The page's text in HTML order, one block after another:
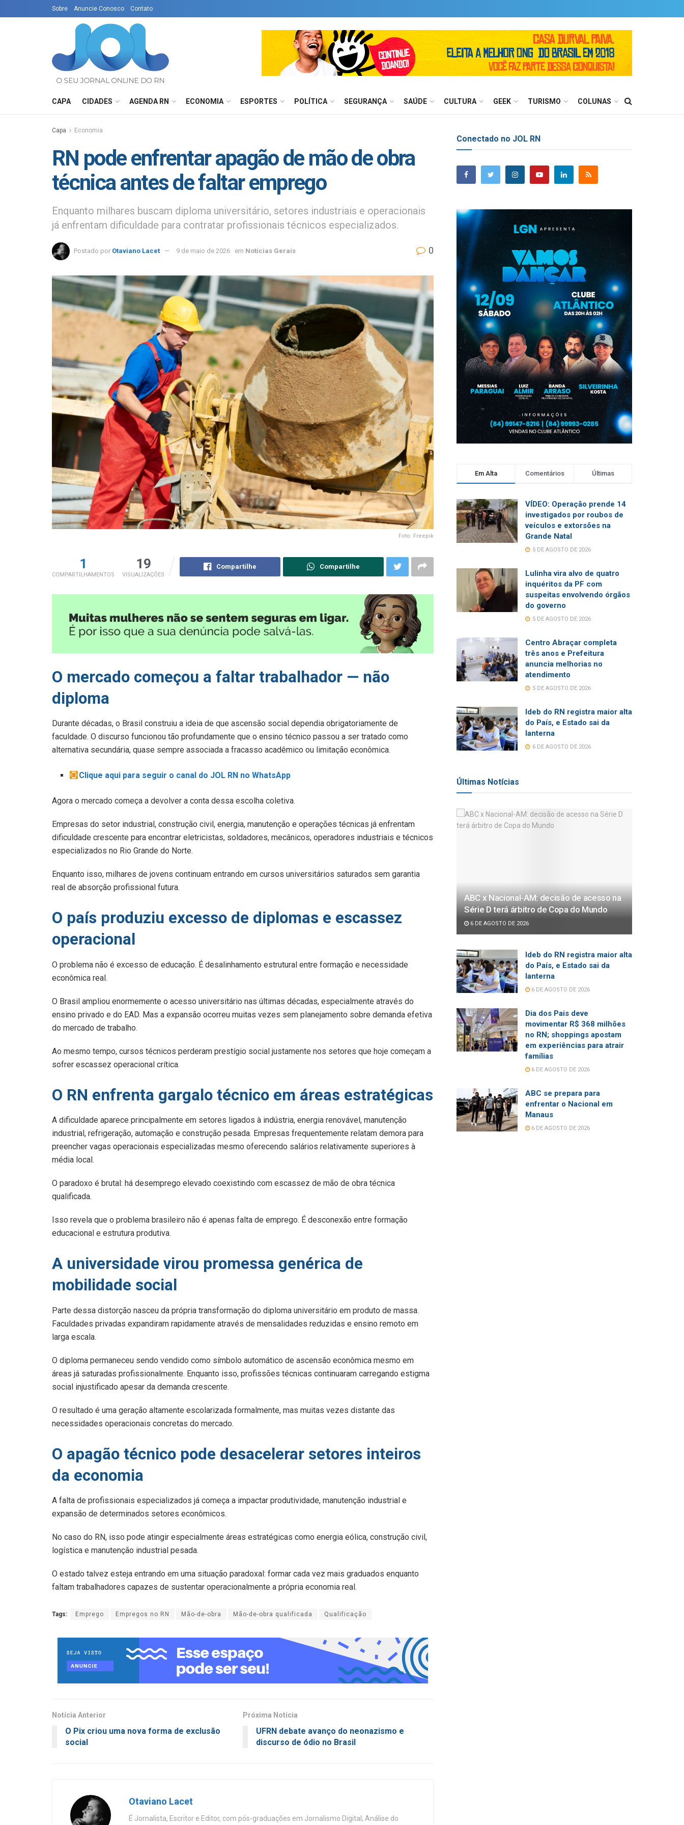
Sobre Anuncie Conosco Contato
CAPA CIDADES AGENDA RN ECONOMIA ESPORTES POLÍTICA SEGURANÇA SAÚDE CULTURA GEEK TURISMO COLUNAS
Capa Economia
RN pode enfrentar apagão de mão de obra
técnica antes de faltar emprego
Enquanto milhares buscam diploma universitário, setores industriais e operacionais
já enfrentam dificuldade para contratar profissionais técnicos especializados.
Postado por Otaviano Lacet 9 de maio de 2026 em Notícias Gerais 0
Foto: Freepik
1
COMPARTILHAMENTOS
19
VISUALIZAÇÕES
Compartilhe Compartilhe
O mercado começou a faltar trabalhador — não
diploma
Durante décadas, o Brasil construiu a ideia de que ascensão social dependia obrigatoriamente de
faculdade. O discurso funcionou tão profundamente que o ensino técnico passou a ser tratado como
alternativa secundária, quase sempre associada a fracasso acadêmico ou limitação econômica.
Clique aqui para seguir o canal do JOL RN no WhatsApp
Agora o mercado começa a devolver a conta dessa escolha coletiva.
Empresas do setor industrial, construção civil, energia, manutenção e operações técnicas já enfrentam
dificuldade crescente para encontrar eletricistas, soldadores, mecânicos, operadores industriais e técnicos
especializados no Rio Grande do Norte.
Enquanto isso, milhares de jovens continuam entrando em cursos universitários saturados sem garantia
real de absorção profissional futura.
O país produziu excesso de diplomas e escassez
operacional
O problema não é excesso de educação. É desalinhamento estrutural entre formação e necessidade
econômica real.
O Brasil ampliou enormemente o acesso universitário nas últimas décadas, especialmente através do
ensino privado e do EAD. Mas a expansão ocorreu muitas vezes sem planejamento sobre demanda efetiva
do mercado de trabalho.
Ao mesmo tempo, cursos técnicos perderam prestígio social justamente nos setores que hoje começam a
sofrer escassez operacional crítica.
O RN enfrenta gargalo técnico em áreas estratégicas
A dificuldade aparece principalmente em setores ligados à indústria, energia renovável, manutenção
industrial, refrigeração, automação e construção pesada. Empresas frequentemente relatam demora para
preencher vagas operacionais especializadas mesmo oferecendo salários relativamente superiores à
média local.
O paradoxo é brutal: há desemprego elevado coexistindo com escassez de mão de obra técnica
qualificada.
Isso revela que o problema brasileiro não é apenas falta de emprego. É desconexão entre formação
educacional e estrutura produtiva.
A universidade virou promessa genérica de
mobilidade social
Parte dessa distorção nasceu da própria transformação do diploma universitário em produto de massa.
Faculdades privadas expandiram rapidamente através de mensalidades reduzidas e ensino remoto em
larga escala.
O diploma permaneceu sendo vendido como símbolo automático de ascensão econômica mesmo em
áreas já saturadas profissionalmente. Enquanto isso, profissões técnicas continuaram carregando estigma
social injustificado apesar da demanda crescente.
O resultado é uma geração altamente escolarizada formalmente, mas muitas vezes distante das
necessidades operacionais concretas do mercado.
O apagão técnico pode desacelerar setores inteiros
da economia
A falta de profissionais especializados já começa a impactar produtividade, manutenção industrial e
expansão de determinados setores econômicos.
No caso do RN, isso pode atingir especialmente áreas estratégicas como energia eólica, construção civil,
logística e manutenção industrial pesada.
O estado talvez esteja entrando em uma situação paradoxal: formar cada vez mais graduados enquanto
faltam trabalhadores capazes de sustentar operacionalmente a própria economia real.
Tags: Emprego Empregos no RN Mão-de-obra Mão-de-obra qualificada Qualificação
Notícia Anterior
O Pix criou uma nova forma de exclusão
social
Próxima Notícia
UFRN debate avanço do neonazismo e
discurso de ódio no Brasil
Otaviano Lacet
É Jornalista, Escritor e Editor, com pós-graduações em Jornalismo Digital; Análise do
Conectado no JOL RN
Em Alta Comentários Últimas
VÍDEO: Operação prende 14
investigados por roubos de
veículos e extorsões na
Grande Natal
5 DE AGOSTO DE 2026
Lulinha vira alvo de quatro
inquéritos da PF com
suspeitas envolvendo órgãos
do governo
5 DE AGOSTO DE 2026
Centro Abraçar completa
três anos e Prefeitura
anuncia melhorias no
atendimento
5 DE AGOSTO DE 2026
Ideb do RN registra maior alta
do País, e Estado sai da
lanterna
6 DE AGOSTO DE 2026
Últimas Notícias
ABC x Nacional-AM: decisão de acesso na
Série D terá árbitro de Copa do Mundo
6 DE AGOSTO DE 2026
Ideb do RN registra maior alta
do País, e Estado sai da
lanterna
6 DE AGOSTO DE 2026
Dia dos Pais deve
movimentar R$ 368 milhões
no RN; shoppings apostam
em experiências para atrair
famílias
6 DE AGOSTO DE 2026
ABC se prepara para
enfrentar o Nacional em
Manaus
6 DE AGOSTO DE 2026